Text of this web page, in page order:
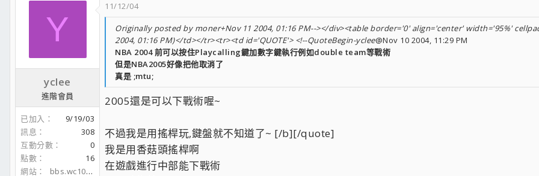
夜貓族
Y
yclee
進階會員
已加入
9/19/03
訊息
308
互動分數
0
點數
16
網站
bbs.wc105.com
11/12/04
Originally posted by moner+Nov 11 2004, 01:16 PM--></div><table border='0' align='center' width='95%'
2004, 01:16 PM)</td></tr><tr><td id='QUOTE'> <!--QuoteBegin-yclee@Nov 10 2004, 11:29 PM
NBA 2004 前可以按住Playcalling鍵加數字鍵執行例如double team等戰術
但是NBA2005好像把他取消了
真是 ;mtu;
2005還是可以下戰術喔~
不過我是用搖桿玩,鍵盤就不知道了~ [/b][/quote]
我是用香菇頭搖桿啊
在遊戲進行中部能下戰術